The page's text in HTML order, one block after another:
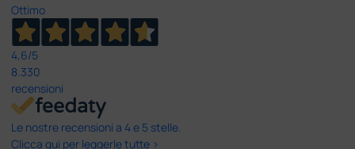
Ottimo
4,6/5
8.330
recensioni
Le nostre recensioni a 4 e 5 stelle.
Clicca qui per leggerle tutte >